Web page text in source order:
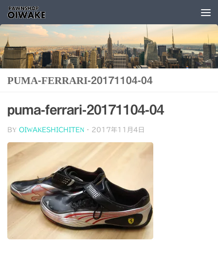
コンテンツへスキップ
PUMA-FERRARI-20171104-04
puma-ferrari-20171104-04
BY OIWAKESHICHITEN · 2017年11月4日